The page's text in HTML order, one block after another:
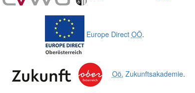
Europe Direct OÖ.
Oö. Zukunftsakademie.